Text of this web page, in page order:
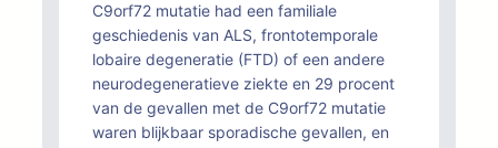
C9orf72 mutatie had een familiale
geschiedenis van ALS, frontotemporale
lobaire degeneratie (FTD) of een andere
neurodegeneratieve ziekte en 29 procent
van de gevallen met de C9orf72 mutatie
waren blijkbaar sporadische gevallen, en